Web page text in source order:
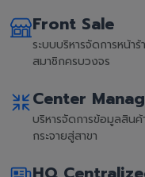
Front Sale
ระบบบริหารจัดการหน้า
สมาชิกครบวงจร
Center
บริหารจัดการข้อมูลสินค้
กระจายสู่สาขา